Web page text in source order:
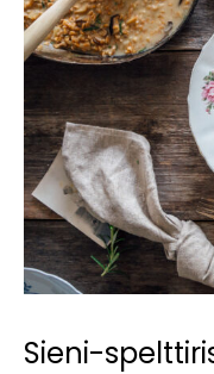
Sieni-